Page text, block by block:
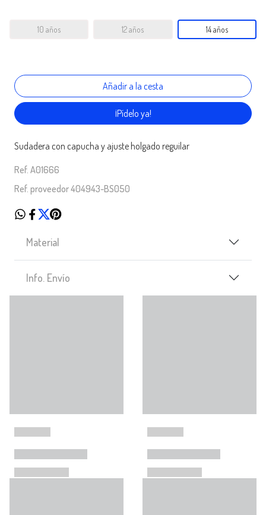
10 años 12 años 14 años
¡Pídelo ya!
Sudadera con capucha y ajuste holgado reguilar
Ref. A01666
Ref. proveedor 404943-BS050
Material
Info. Envío